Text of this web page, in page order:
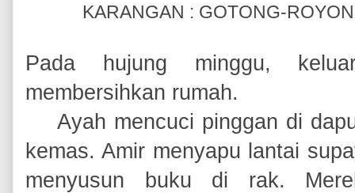
KARANGAN : GOTONG-
Pada hujung minggu,
membersihkan rumah.
Ayah mencuci pinggan di
kemas. Amir menyapu lantai
menyusun buku di rak.